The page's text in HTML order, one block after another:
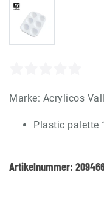
Marke: Acrylicos
Plastic palette
Artikelnummer: